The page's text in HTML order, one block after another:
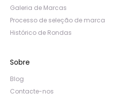
Galeria de Marcas
Processo de seleção de marca
Histórico de Rondas
Sobre
Blog
Contacte-nos